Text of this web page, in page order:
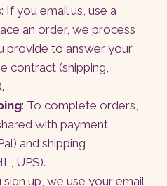
: If you email us, use a
an order, we process
provide to answer your
contract (shipping,
: To complete orders,
with payment
and shipping
UPS).
sign up, we use your email